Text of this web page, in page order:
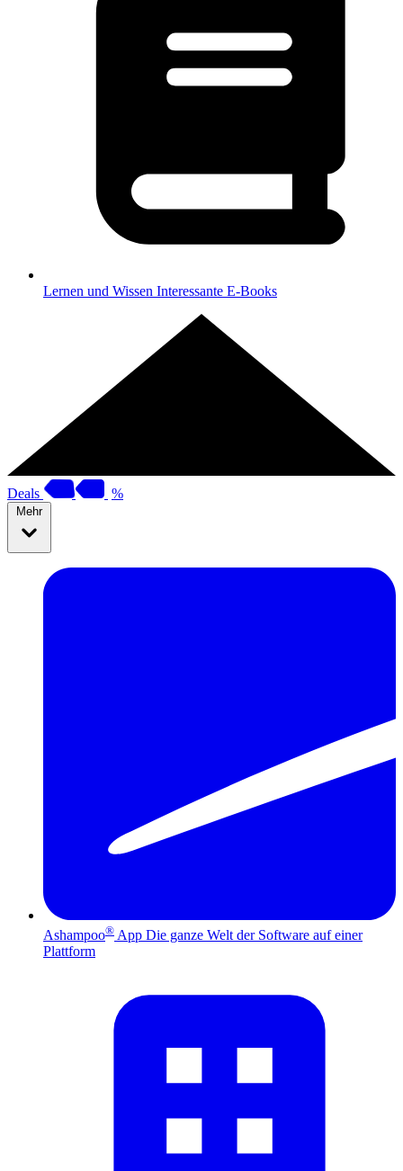
Lernen und Wissen Interessante E-Books
Deals %
Mehr
Ashampoo® App Die ganze Welt der Software auf einer
Plattform